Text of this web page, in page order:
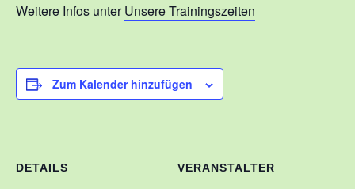
Training
Schnuppertauchen
Weitere Infos unterUnsere Trainingszeiten
Zum Kalender hinzufügen
DETAILS VERANSTALTER